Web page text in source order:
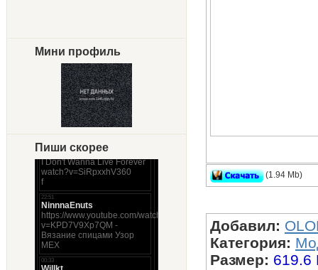
Мини профиль
Пиши скорее
(1.94 Mb)
Добавил:
Категория:
Размер: 619.6